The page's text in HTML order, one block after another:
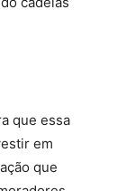
que essa
em
que